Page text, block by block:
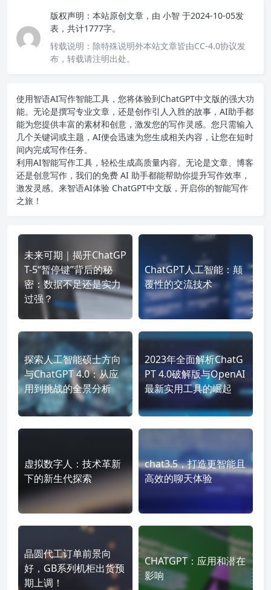
版权声明： 本站原创文章，由 小智 于2024-10-05发
表，共计1777字。
转载说明： 除特殊说明外本站文章皆由CC-4.0协议发
布，转载请注明出处。
使用智语AI写作智能工具，您将体验到ChatGPT中文版的强大功
能。无论是撰写专业文章，还是创作引人入胜的故事，AI助手都
能为您提供丰富的素材和创意，激发您的写作灵感。您只需输入
几个关键词或主题，AI便会迅速为您生成相关内容，让您在短时
间内完成写作任务。
利用AI智能写作工具，轻松生成高质量内容。无论是文章、博客
还是创意写作，我们的免费 AI 助手都能帮助你提升写作效率，
激发灵感。来智语AI体验 ChatGPT中文版 ，开启你的智能写作
之旅！
未来可期｜揭开ChatGP
T-5“暂停键”背后的秘
密：数据不足还是实力
过强？
ChatGPT人工智能：颠
覆性的交流技术
探索人工智能硕士方向
与ChatGPT 4.0：从应
用到挑战的全景分析
2023年全面解析ChatG
PT 4.0破解版与OpenAI
最新实用工具的崛起
虚拟数字人：技术革新
下的新生代探索
chat3.5，打造更智能且
高效的聊天体验
晶圆代工订单前景向
好，GB系列机柜出货预
期上调！
CHATGPT：应用和潜在
影响